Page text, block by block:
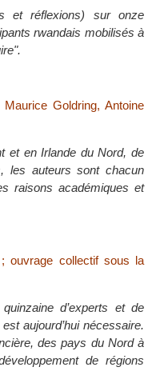
et réflexions) sur onze
rwandais mobilisés à
Goldring, Antoine
et en Irlande du Nord, de
les auteurs sont chacun
raisons académiques et
ouvrage collectif sous la
d’experts et de
aujourd’hui nécessaire.
des pays du Nord à
de régions